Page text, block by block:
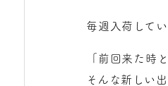
毎週入荷して
「前回来た時
そんな新しい